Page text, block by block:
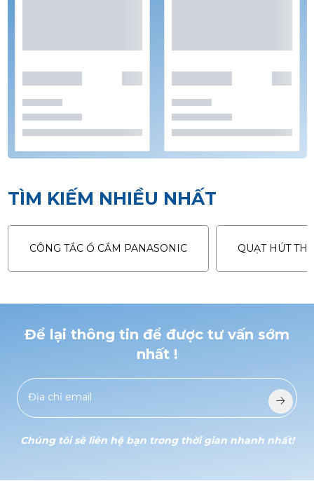
TÌM KIẾM NHIỀU NHẤT
CÔNG TẮC Ổ CẮM PANASONIC QUẠT HÚT
Để lại thông tin để được tư vấn sớm
nhất !
Chúng tôi sẽ liên hệ bạn trong thời gian nhanh nhất!